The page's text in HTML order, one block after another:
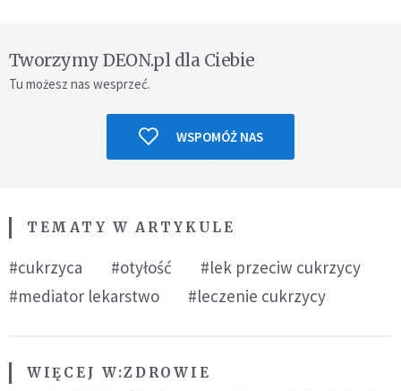
Tworzymy DEON.pl dla Ciebie
Tu możesz nas wesprzeć.
WSPOMÓŻ NAS
TEMATY W ARTYKULE
#cukrzyca #otyłość
#lek przeciw cukrzycy
#mediator lekarstwo
#leczenie cukrzycy
WIĘCEJ W:ZDROWIE